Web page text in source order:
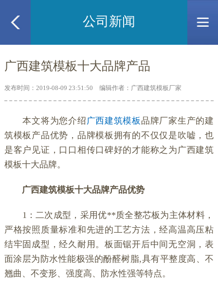
公司新闻
广西建筑模板十大品牌产品
发布时间：2019-08-09 23:51:50 编辑作者：广西建筑模板厂家
本文将为您介绍 广西建筑模板 品牌厂家生产的建
筑模板产品优势，品牌模板拥有的不仅仅是吹嘘，也
是客户见证，口口相传口碑好的才能称之为广西建筑
模板十大品牌。
广西建筑模板十大品牌产品优势
1：二次成型，采用优**质全整芯板为主体材料，
严格按照质量标准和先进的工艺方法，经高温高压粘
结牢固成型，经久耐用。板面锯开后中间无空洞，表
面涂层为防水性能极强的酚醛树脂,具有平整度高、不
翘曲、不变形、强度高、防水性强等特点。